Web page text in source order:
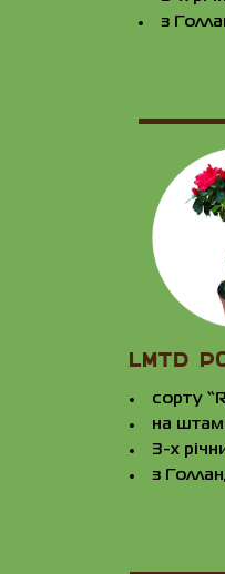
з
LMTD
сорту
на
3-х
з